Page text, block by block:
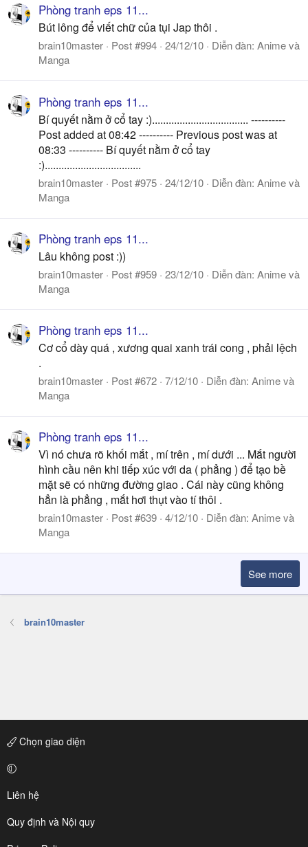
Phòng tranh eps 11...
Bút lông để viết chữ của tụi Jap thôi .
brain10master Post #994 24/12/10 Diễn đàn: Anime và
Manga
Phòng tranh eps 11...
Bí quyết nằm ở cổ tay :)................................... ----------
Post added at 08:42 ---------- Previous post was at
08:33 ---------- Bí quyết nằm ở cổ tay
:)...................................
brain10master Post #975 24/12/10 Diễn đàn: Anime và
Manga
Phòng tranh eps 11...
Lâu không post :))
brain10master Post #959 23/12/10 Diễn đàn: Anime và
Manga
Phòng tranh eps 11...
Cơ cổ dày quá , xương quai xanh trái cong , phải lệch
.
brain10master Post #672 7/12/10 Diễn đàn: Anime và
Manga
Phòng tranh eps 11...
Vì nó chưa rõ khối mắt , mí trên , mí dưới ... Mắt người
hình cầu nên khi tiếp xúc với da ( phẳng ) để tạo bề
mặt sẽ có những đường giao . Cái này cũng không
hẳn là phẳng , mắt hơi thụt vào tí thôi .
brain10master Post #639 4/12/10 Diễn đàn: Anime và
Manga
See more
brain10master
Chọn giao diện
Liên hệ
Quy định và Nội quy